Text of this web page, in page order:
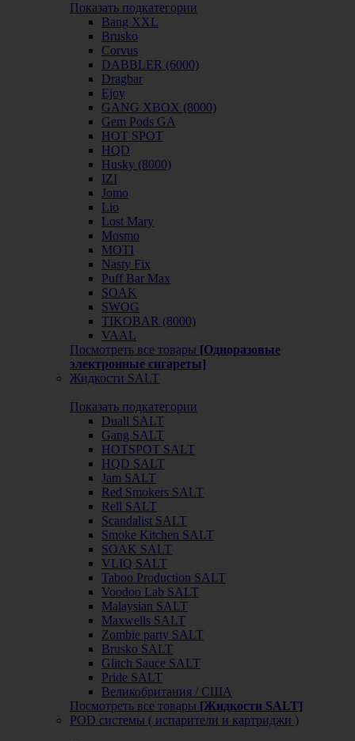
Показать подкатегории
Bang XXL
Brusko
Corvus
DABBLER (6000)
Dragbar
Ejoy
GANG XBOX (8000)
Gem Pods GA
HOT SPOT
HQD
Husky (8000)
IZI
Jomo
Lio
Lost Mary
Mosmo
MOTI
Nasty Fix
Puff Bar Max
SOAK
SWOG
TIKOBAR (8000)
VAAL
Посмотреть все товары [Одноразовые
электронные сигареты]
Жидкости SALT
Показать подкатегории
Duall SALT
Gang SALT
HOTSPOT SALT
HQD SALT
Jam SALT
Red Smokers SALT
Rell SALT
Scandalist SALT
Smoke Kitchen SALT
SOAK SALT
VLIQ SALT
Taboo Production SALT
Voodoo Lab SALT
Malaysian SALT
Maxwells SALT
Zombie party SALT
Brusko SALT
Glitch Sauce SALT
Pride SALT
Великобритания / США
Посмотреть все товары [Жидкости SALT]
POD системы ( испарители и картриджи )